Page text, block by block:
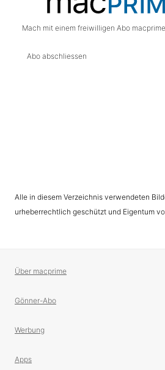
Mach mit einem freiwilligen Abo
Abo abschliessen
Alle in diesem Verzeichnis verwendeten
urheberrechtlich geschützt und Eigentum
Über macprime
Gönner-Abo
Werbung
Apps